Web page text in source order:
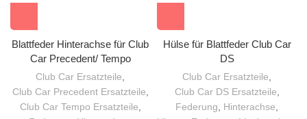
Blattfeder Hinterachse für Club
Car Precedent/ Tempo
Club Car Ersatzteile
Club Car Precedent Ersatzteile
Club Car Tempo Ersatzteile
Hülse für Blattfeder Club Car
DS
Club Car Ersatzteile
Club Car DS Ersatzteile
Federung
Hinterachse